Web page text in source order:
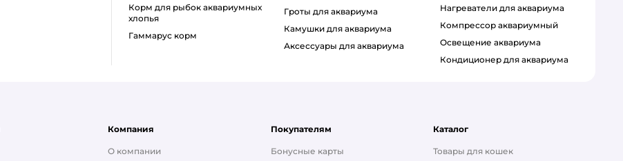
корм для рыбок аквариумных
хлопья
гаммарус корм
гроты для аквариума
камушки для аквариума
аксессуары для аквариума
нагреватели для аквариума
компрессор аквариумный
освещение аквариума
кондиционер для аквариума
Компания
О компании
Покупателям
Бонусные карты
Каталог
Товары для кошек